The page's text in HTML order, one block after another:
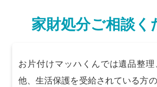
家財処分ご相談く
お片付けマッハくんでは遺品整
他、生活保護を受給されている方